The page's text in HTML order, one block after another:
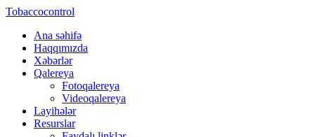
Tobaccocontrol
Ana səhifə
Haqqımızda
Xəbərlər
Qalereya
Fotoqalereya
Videoqalereya
Layihələr
Resurslar